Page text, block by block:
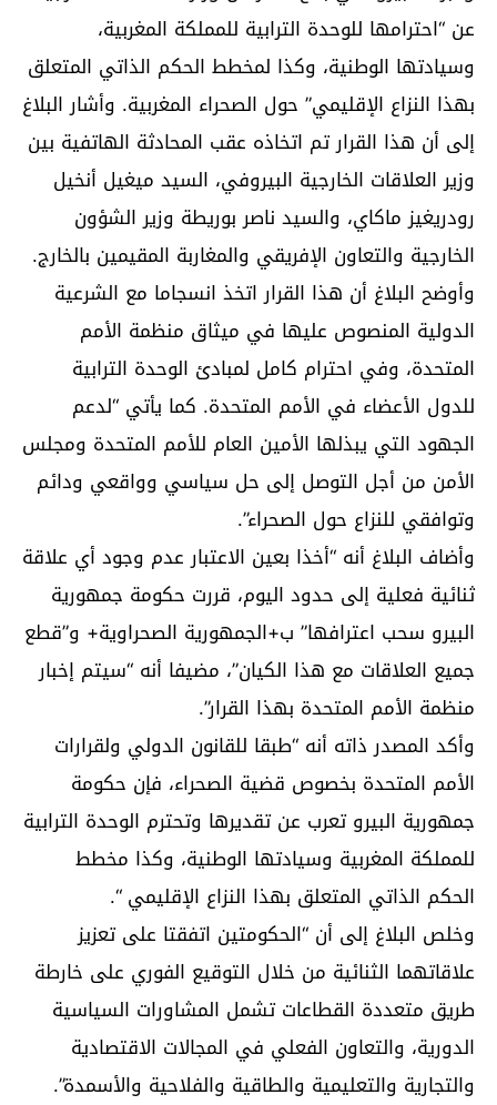
عن “احترامها للوحدة الترابية للمملكة المغربية،
وسيادتها الوطنية، وكذا لمخطط الحكم الذاتي المتعلق
بهذا النزاع الإقليمي” حول الصحراء المغربية. وأشار البلاغ
إلى أن هذا القرار تم اتخاذه عقب المحادثة الهاتفية بين
وزير العلاقات الخارجية البيروفي، السيد ميغيل أنخيل
رودريغيز ماكاي، والسيد ناصر بوريطة وزير الشؤون
الخارجية والتعاون الإفريقي والمغاربة المقيمين بالخارج.
وأوضح البلاغ أن هذا القرار اتخذ انسجاما مع الشرعية
الدولية المنصوص عليها في ميثاق منظمة الأمم
المتحدة، وفي احترام كامل لمبادئ الوحدة الترابية
للدول الأعضاء في الأمم المتحدة. كما يأتي “لدعم
الجهود التي يبذلها الأمين العام للأمم المتحدة ومجلس
الأمن من أجل التوصل إلى حل سياسي وواقعي ودائم
وتوافقي للنزاع حول الصحراء”.
وأضاف البلاغ أنه “أخذا بعين الاعتبار عدم وجود أي علاقة
ثنائية فعلية إلى حدود اليوم، قررت حكومة جمهورية
البيرو سحب اعترافها” ب+الجمهورية الصحراوية+ و”قطع
جميع العلاقات مع هذا الكيان”، مضيفا أنه “سيتم إخبار
منظمة الأمم المتحدة بهذا القرار”.
وأكد المصدر ذاته أنه “طبقا للقانون الدولي ولقرارات
الأمم المتحدة بخصوص قضية الصحراء، فإن حكومة
جمهورية البيرو تعرب عن تقديرها وتحترم الوحدة الترابية
للمملكة المغربية وسيادتها الوطنية، وكذا مخطط
الحكم الذاتي المتعلق بهذا النزاع الإقليمي “.
وخلص البلاغ إلى أن “الحكومتين اتفقتا على تعزيز
علاقاتهما الثنائية من خلال التوقيع الفوري على خارطة
طريق متعددة القطاعات تشمل المشاورات السياسية
الدورية، والتعاون الفعلي في المجالات الاقتصادية
والتجارية والتعليمية والطاقية والفلاحية والأسمدة”.